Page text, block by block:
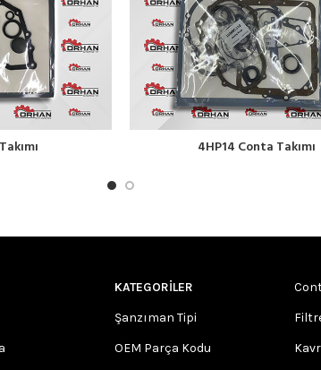
4HP14 Conta Takımı
KATEGORILER
Şanzıman Tipi
OEM Parça Kodu